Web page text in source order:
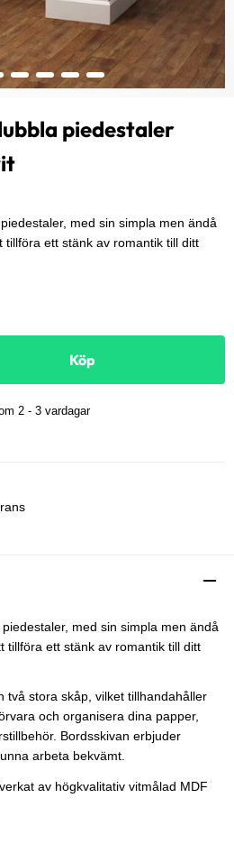
piedestaler
med sin simpla men ändå
ett stänk av romantik till ditt
Köp
2 - 3 vardagar
med sin simpla men ändå
tillföra ett stänk av romantik till ditt
två stora skåp, vilket tillhandahåller
och organisera dina papper,
Bordsskivan erbjuder
arbeta bekvämt.
av högkvalitativ vitmålad MDF